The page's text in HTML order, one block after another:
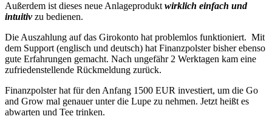
Außerdem ist dieses neue Anlageprodukt wirklich einfach und
intuitivzu bedienen.
Die Auszahlung auf das Girokonto hat problemlos funktioniert. Mit
dem Support (englisch und deutsch) hat Finanzpolster bisher ebenso
gute Erfahrungen gemacht. Nach ungefähr 2 Werktagen kam eine
zufriedenstellende Rückmeldung zurück.
Finanzpolster hat für den Anfang 1500 EUR investiert, um die Go
and Grow mal genauer unter die Lupe zu nehmen. Jetzt heißt es
abwarten und Tee trinken.